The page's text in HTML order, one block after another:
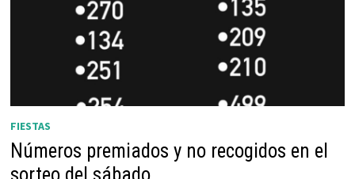
FIESTAS
Números premiados y no recogidos en el